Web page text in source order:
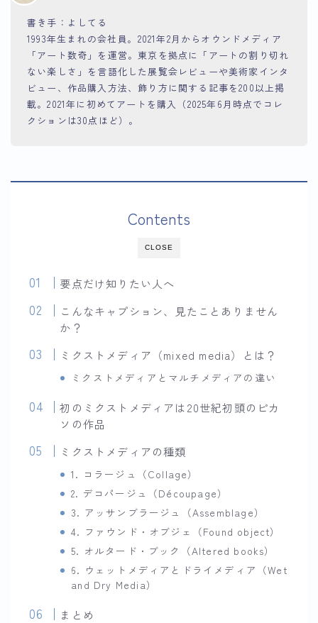
書き手：よしてる
1993年生まれの会社員。2021年2月からオウンドメディア
「アート数奇」を運営。東京を拠点に「アートの割り切れ
ない楽しさ」を言語化した展覧会レビューや美術家インタ
ビュー、作品購入方法、飾り方に関する記事を200以上掲
載。2021年に初めてアートを購入（2025年6月時点でコレ
クションは30点ほど）。
CLOSE
Contents
要点だけ知りたい人へ
こんなキャプション、見たことありません
か？
ミクストメディア（mixed media）とは？
ミクストメディアとマルチメディアの違い
初のミクストメディアは20世紀初頭のピカ
ソの作品
ミクストメディアの種類
1. コラージュ（Collage）
2. デコパージュ（Découpage）
3. アッサンブラージュ（Assemblage）
4. ファウンド・オブジェ（Found object）
5. オルタード・ブック（Altered books）
6. ウェットメディアとドライメディア（Wet
and Dry Media）
まとめ